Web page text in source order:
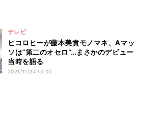
テレビ
ヒコロヒーが藤本美貴モノマネ、Aマッ
ソは“第二のオセロ”…まさかのデビュー
当時を語る
2021/11/24 15:00